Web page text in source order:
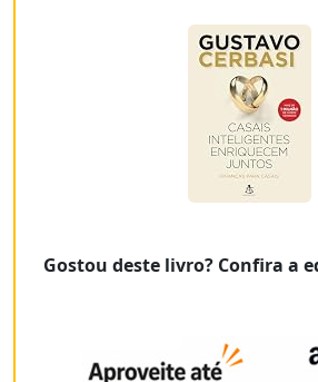
Gostou deste livro? Confira a